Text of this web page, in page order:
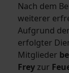
Nach dem
weiterer
Aufgrund
erfolgter
Mitglieder
Frey zur